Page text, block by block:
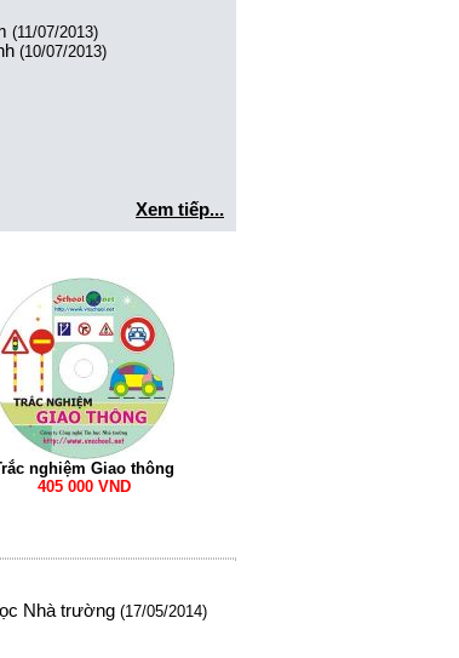
(11/07/2013)
(10/07/2013)
Xem tiếp...
nghiệm Giao thông
405 000 VND
Nhà trường (17/05/2014)